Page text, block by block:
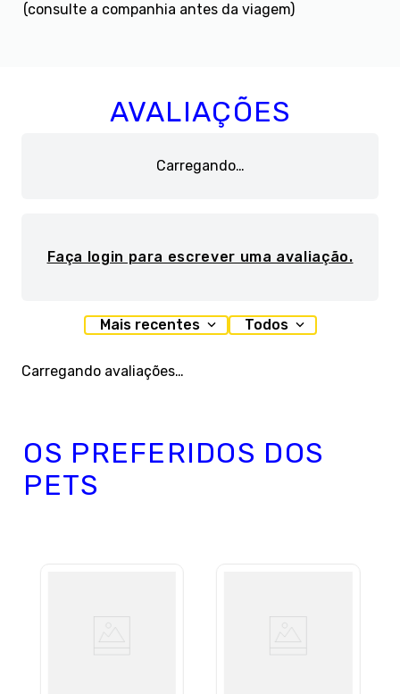
(consulte a companhia antes da viagem)
AVALIAÇÕES
Carregando…
Faça login para escrever uma avaliação.
Mais recentes Todos
Carregando avaliações…
OS PREFERIDOS DOS
PETS